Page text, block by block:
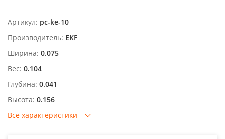
Артикул: pc-ke-10
Производитель: EKF
Ширина: 0.075
Вес: 0.104
Глубина: 0.041
Высота: 0.156
Все характеристики